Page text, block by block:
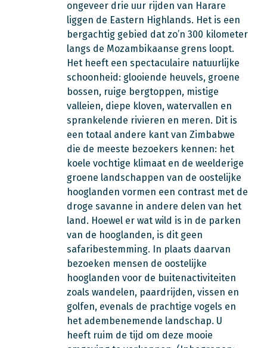
ongeveer drie uur rijden van Harare
liggen de Eastern Highlands. Het is een
bergachtig gebied dat zo’n 300 kilometer
langs de Mozambikaanse grens loopt.
Het heeft een spectaculaire natuurlijke
schoonheid: glooiende heuvels, groene
bossen, ruige bergtoppen, mistige
valleien, diepe kloven, watervallen en
sprankelende rivieren en meren. Dit is
een totaal andere kant van Zimbabwe
die de meeste bezoekers kennen: het
koele vochtige klimaat en de weelderige
groene landschappen van de oostelijke
hooglanden vormen een contrast met de
droge savanne in andere delen van het
land. Hoewel er wat wild is in de parken
van de hooglanden, is dit geen
safaribestemming. In plaats daarvan
bezoeken mensen de oostelijke
hooglanden voor de buitenactiviteiten
zoals wandelen, paardrijden, vissen en
golfen, evenals de prachtige vogels en
het adembenemende landschap. U
heeft ruim de tijd om deze mooie